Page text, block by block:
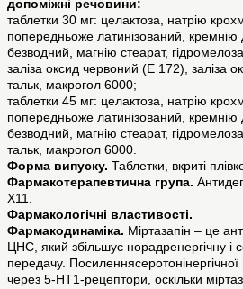
допоміжні речовини:
таблетки 30 мг: целактоза, натрію
попередньоже латинізований, кремнію
безводний, магнію стеарат,
заліза оксид червоний (Е 172), заліза
тальк, макрогол 6000;
таблетки 45 мг: целактоза, натрію
попередньоже латинізований, кремнію
безводний, магнію стеарат,
тальк, макрогол 6000.
Форма випуску. Таблетки, вкриті
Фармакотерапевтична група.
X11.
Фармакологічні властивості.
Фармакодинаміка. Міртазапін – це
ЦНС, який збільшує норадренергічну і
передачу. Посиленнясеротонінергічної
через 5-НТ1-рецептори, оскільки